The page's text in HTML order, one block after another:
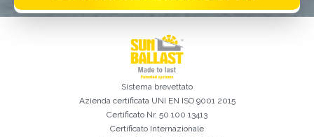
Il campo Nome è obbligatorio
Il campo Cognome è obbligatorio
Il campo Azienda è obbligatorio
Il campo Città è obbligatorio
Il campo Telefono è obbligatorio
Il campo E-mail è obbligatorio
E-mail inserita non valida
È indispensabile accettare la Privacy Policy
Iscrizione effettuata con successo. Verificare la propria casella e-
mail per procedere all'attivazione
Spiacenti, si è verificato il seguente errore:
Sistema brevettato
Azienda certificata UNI EN ISO 9001 2015
Certificato Nr. 50 100 13413
Certificato Internazionale